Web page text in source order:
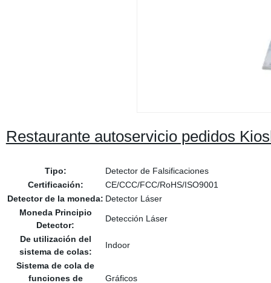
Restaurante autoservicio pedidos
Tipo:
Detector de Falsificaciones
Certificación:
CE/CCC/FCC/RoHS/ISO9001
Detector de la moneda: Detector Láser
Moneda Principio
Detector:
Detección Láser
De utilización del
sistema de colas:
Indoor
Sistema de cola de
funciones de
Gráficos